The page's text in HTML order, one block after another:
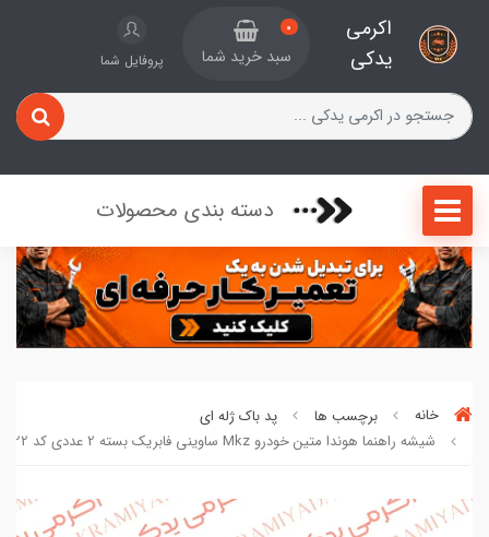
اکرمی
یدکی
0
سبد خرید شما پروفایل شما
دسته بندی محصولات
خانه برچسب ها
پد باک ژله ای
شیشه راهنما هوندا متین خودرو Mkz ساوینی فابریک بسته 2 عددی کد 791222